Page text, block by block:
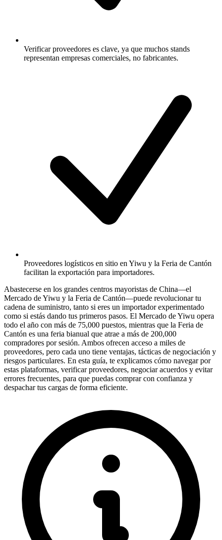
Verificar proveedores es clave, ya que muchos stands
representan empresas comerciales, no fabricantes.
Proveedores logísticos en sitio en Yiwu y la Feria de Cantón
facilitan la exportación para importadores.
Abastecerse en los grandes centros mayoristas de China—el
Mercado de Yiwu y la Feria de Cantón—puede revolucionar tu
cadena de suministro, tanto si eres un importador experimentado
como si estás dando tus primeros pasos. El Mercado de Yiwu opera
todo el año con más de 75,000 puestos, mientras que la Feria de
Cantón es una feria bianual que atrae a más de 200,000
compradores por sesión. Ambos ofrecen acceso a miles de
proveedores, pero cada uno tiene ventajas, tácticas de negociación y
riesgos particulares. En esta guía, te explicamos cómo navegar por
estas plataformas, verificar proveedores, negociar acuerdos y evitar
errores frecuentes, para que puedas comprar con confianza y
despachar tus cargas de forma eficiente.